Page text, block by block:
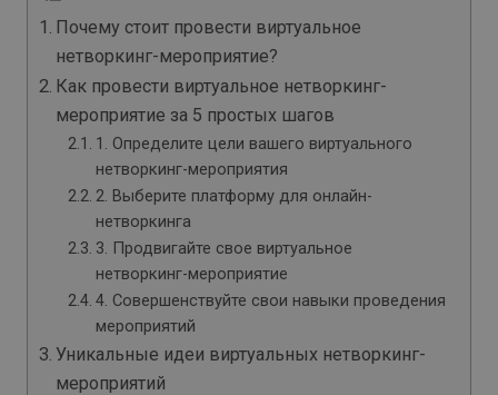
Почему стоит провести виртуальное
нетворкинг-мероприятие?
Как провести виртуальное нетворкинг-
мероприятие за 5 простых шагов
1. Определите цели вашего виртуального
нетворкинг-мероприятия
2. Выберите платформу для онлайн-
нетворкинга
3. Продвигайте свое виртуальное
нетворкинг-мероприятие
4. Совершенствуйте свои навыки проведения
мероприятий
Уникальные идеи виртуальных нетворкинг-
мероприятий